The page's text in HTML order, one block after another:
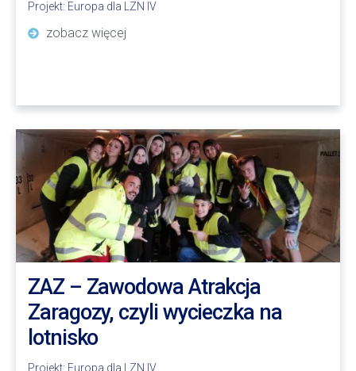
Projekt: Europa dla LZN IV
zobacz więcej
ZAZ – Zawodowa Atrakcja
Zaragozy, czyli wycieczka na
lotnisko
Projekt: Europa dla LZN IV